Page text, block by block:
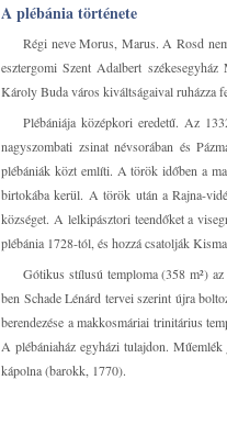
A plébánia története
Régi neve Morus, Marus. A Rosd
esztergomi Szent Adalbert
Károly Buda város kiváltságaival ruházza
Plébániája középkori eredetű. Az
nagyszombati zsinat névsorában és
plébániák közt említi. A török időben a
birtokába kerül. A török után a Rajna-
községet. A lelkipásztori teendőket a
plébánia 1728-tól, és hozzá csatolják
Gótikus stílusú temploma (358 m²)
ben Schade Lénárd tervei szerint újra
berendezése a makkosmáriai trinitárius
A plébániaház egyházi tulajdon.
kápolna (barokk, 1770).